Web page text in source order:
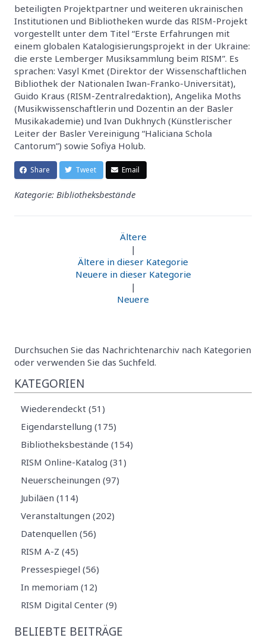
beteiligten Projektpartner und weiteren ukrainischen
Institutionen und Bibliotheken wurde das RISM-Projekt
vorgestellt unter dem Titel “Erste Erfahrungen mit
einem globalen Katalogisierungsprojekt in der Ukraine:
die erste Lemberger Musiksammlung beim RISM”. Es
sprachen: Vasyl Kmet (Direktor der Wissenschaftlichen
Bibliothek der Nationalen Iwan-Franko-Universität),
Guido Kraus (RISM-Zentralredaktion), Angelika Moths
(Musikwissenschaftlerin und Dozentin an der Basler
Musikakademie) und Ivan Dukhnych (Künstlerischer
Leiter der Basler Vereinigung “Haliciana Schola
Cantorum”) sowie Sofiya Holub.
Share Tweet Email
Kategorie: Bibliotheksbestände
Ältere
|
Ältere in dieser Kategorie
Neuere in dieser Kategorie
|
Neuere
Durchsuchen Sie das Nachrichtenarchiv nach Kategorien
oder verwenden Sie das Suchfeld.
KATEGORIEN
Wiederendeckt (51)
Eigendarstellung (175)
Bibliotheksbestände (154)
RISM Online-Katalog (31)
Neuerscheinungen (97)
Jubiläen (114)
Veranstaltungen (202)
Datenquellen (56)
RISM A-Z (45)
Pressespiegel (56)
In memoriam (12)
RISM Digital Center (9)
BELIEBTE BEITRÄGE